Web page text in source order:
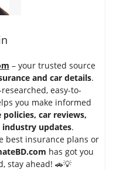
– your trusted source
and car details.
easy-to-
you make informed
policies, car reviews,
industry updates.
best insurance plans or
has got you
stay ahead! 🚗💡